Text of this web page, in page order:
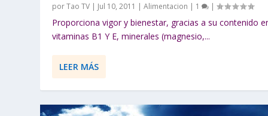
porTao TV | Jul 10, 2011 |Alimentacion | 1 |
Proporciona vigor y bienestar, gracias a su contenido
vitaminas B1 Y E, minerales (magnesio,...
LEER MÁS